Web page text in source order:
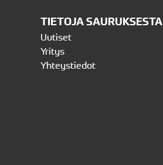
TIETOJA SAURUKSESTA
Uutiset
Yritys
Yhteystiedot